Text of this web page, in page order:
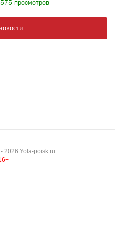
575 просмотров
- 2026 Yola-poisk.ru